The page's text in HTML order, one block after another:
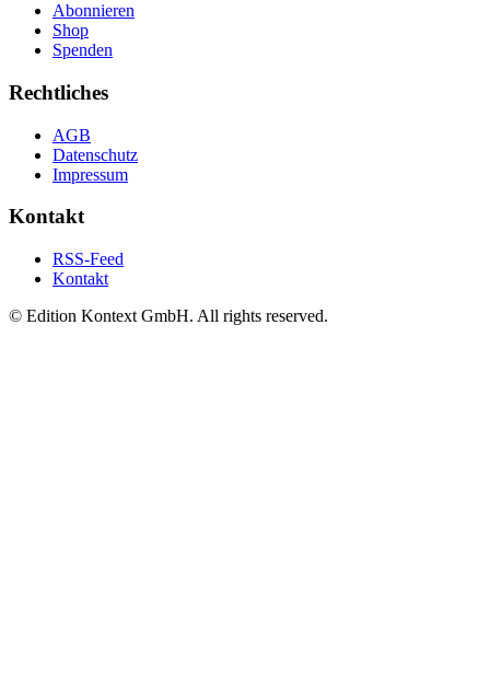
Abonnieren
Shop
Spenden
Rechtliches
AGB
Datenschutz
Impressum
Kontakt
RSS-Feed
Kontakt
© Edition Kontext GmbH. All rights reserved.